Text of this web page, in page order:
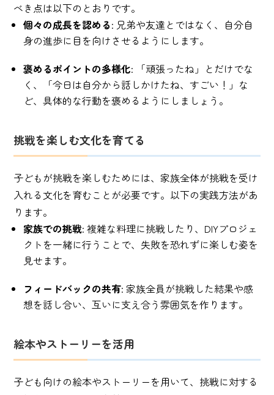
べき点は以下のとおりです。
個々の成長を認める: 兄弟や友達とではなく、自分自
身の進歩に目を向けさせるようにします。
褒めるポイントの多様化: 「頑張ったね」とだけでな
く、「今日は自分から話しかけたね、すごい！」な
ど、具体的な行動を褒めるようにしましょう。
挑戦を楽しむ文化を育てる
子どもが挑戦を楽しむためには、家族全体が挑戦を受け
入れる文化を育むことが必要です。以下の実践方法があ
ります。
家族での挑戦: 複雑な料理に挑戦したり、DIYプロジェ
クトを一緒に行うことで、失敗を恐れずに楽しむ姿を
見せます。
フィードバックの共有: 家族全員が挑戦した結果や感
想を話し合い、互いに支え合う雰囲気を作ります。
絵本やストーリーを活用
子ども向けの絵本やストーリーを用いて、挑戦に対する